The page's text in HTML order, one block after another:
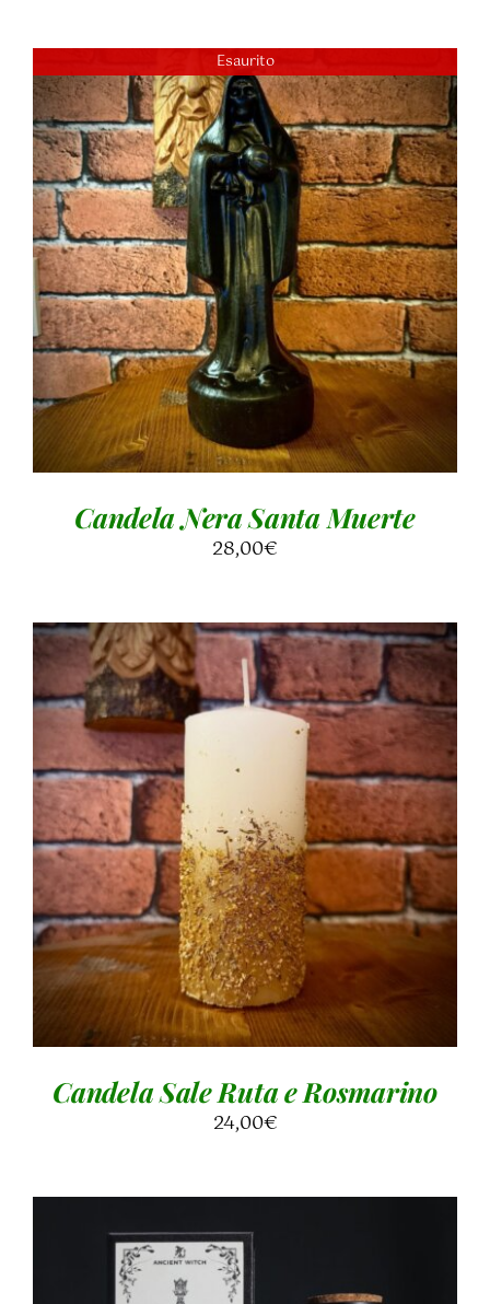
Esaurito
DETTAGLI
Candela Nera Santa Muerte
28,00€
AGGIUNGI AL CARRELLO / DETTAGLI
Candela Sale Ruta e Rosmarino
24,00€